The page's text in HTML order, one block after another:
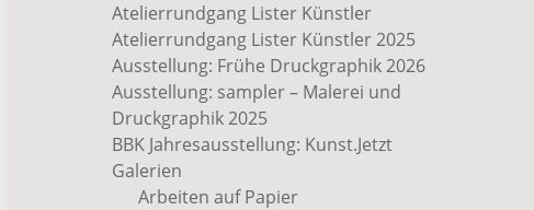
Atelierrundgang Lister Künstler
Atelierrundgang Lister Künstler 2025
Ausstellung: Frühe Druckgraphik 2026
Ausstellung: sampler – Malerei und
Druckgraphik 2025
BBK Jahresausstellung: Kunst.Jetzt
Galerien
Arbeiten auf Papier